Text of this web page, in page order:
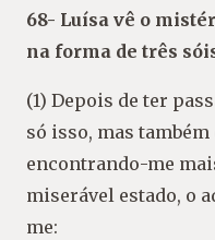
68- Luísa vê o
na forma de três
(1) Depois de ter
só isso, mas
encontrando-me
miserável estado, o
me: